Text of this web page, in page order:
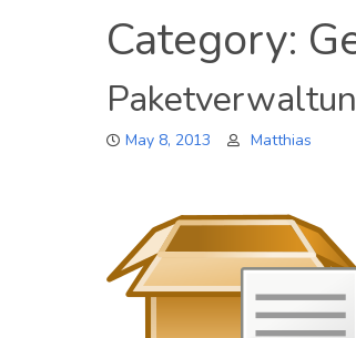
Category:
May 8, 2013 Matthias